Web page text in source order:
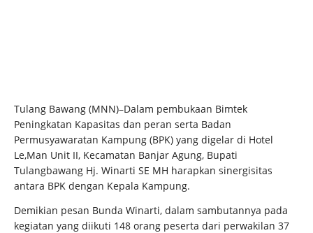
Tulang Bawang (MNN)–Dalam pembukaan Bimtek
Peningkatan Kapasitas dan peran serta Badan
Permusyawaratan Kampung (BPK) yang digelar di Hotel
Le,Man Unit II, Kecamatan Banjar Agung, Bupati
Tulangbawang Hj. Winarti SE MH harapkan sinergisitas
antara BPK dengan Kepala Kampung.
Demikian pesan Bunda Winarti, dalam sambutannya pada
kegiatan yang diikuti 148 orang peserta dari perwakilan 37